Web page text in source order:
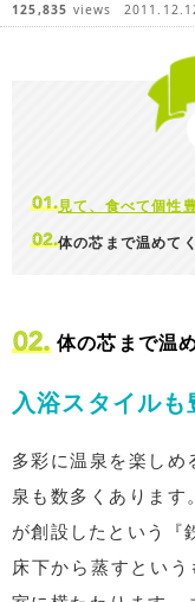
125,835 views
見て、食べて個性
体の芯まで温めて
体の芯まで温
入浴スタイルも
多彩に温泉を楽しめ
泉も数多くあります
が創設したという『
床下から蒸すとい